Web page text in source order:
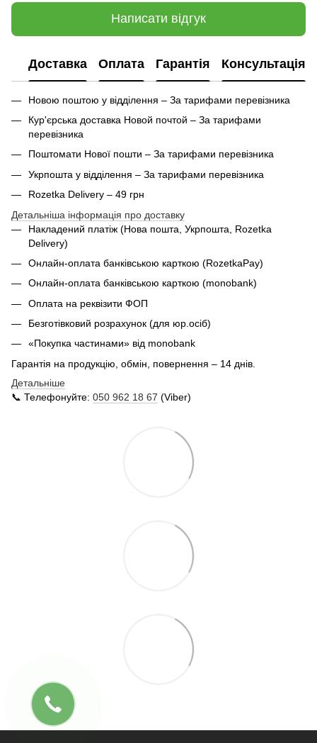
Написати відгук
Доставка Оплата Гарантія Консультація
Новою поштою у відділення – За тарифами перевізника
Кур'єрська доставка Новой почтой – За тарифами
перевізника
Поштомати Нової пошти – За тарифами перевізника
Укрпошта у відділення – За тарифами перевізника
Rozetka Delivery – 49 грн
Детальніша інформація про доставку
Накладений платіж (Нова пошта, Укрпошта, Rozetka
Delivery)
Онлайн-оплата банківською карткою (RozetkaPay)
Онлайн-оплата банківською карткою (monobank)
Оплата на реквізити ФОП
Безготівковий розрахунок (для юр.осіб)
«Покупка частинами» від monobank
Гарантія на продукцію, обмін, повернення – 14 днів.
Детальніше
📞 Телефонуйте: 050 962 18 67 (Viber)